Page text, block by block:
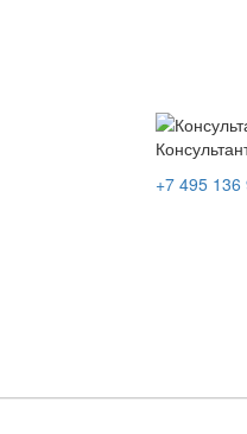
+7 495 136